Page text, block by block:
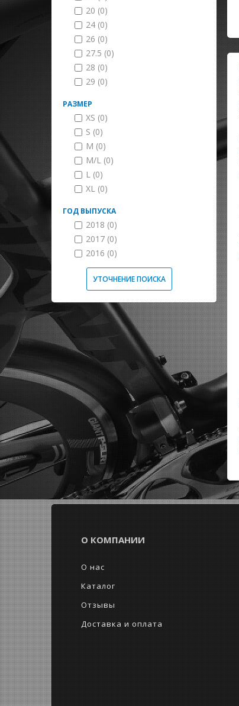
20 (0)
24 (0)
26 (0)
27.5 (0)
28 (0)
29 (0)
РАЗМЕР
XS (0)
S (0)
M (0)
M/L (0)
L (0)
XL (0)
ГОД ВЫПУСКА
2018 (0)
2017 (0)
2016 (0)
УТОЧНЕНИЕ ПОИСКА
О КОМПАНИИ
О нас
Каталог
Отзывы
Доставка и оплата